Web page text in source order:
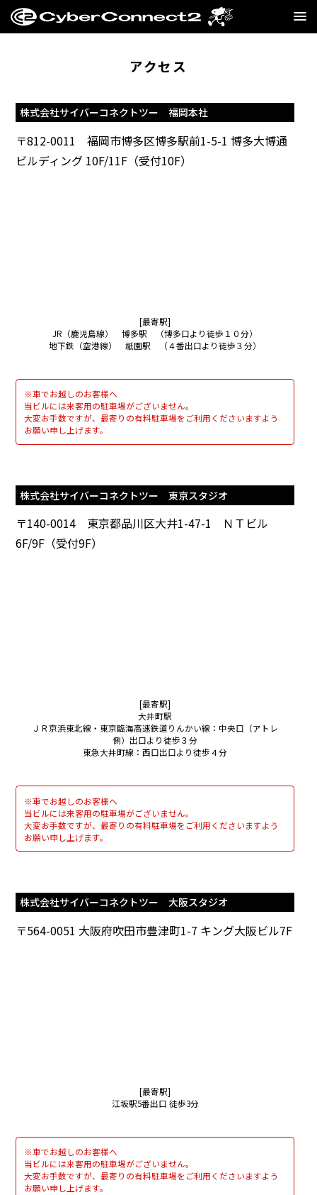
FILM
CC2STORE
SITEMAP
EN
アクセス
株式会社サイバーコネクトツー 福岡本社
〒812-0011 福岡市博多区博多駅前1-5-1 博多大博通
ビルディング 10F/11F（受付10F）
[最寄駅]
JR（鹿児島線） 博多駅 （博多口より徒歩１０分）
地下鉄（空港線） 祇園駅 （４番出口より徒歩３分）
※車でお越しのお客様へ
当ビルには来客用の駐車場がございません。
大変お手数ですが、最寄りの有料駐車場をご利用くださいますよう
お願い申し上げます。
株式会社サイバーコネクトツー 東京スタジオ
〒140-0014 東京都品川区大井1-47-1 ＮＴビル
6F/9F（受付9F）
[最寄駅]
大井町駅
ＪＲ京浜東北線・東京臨海高速鉄道りんかい線：中央口（アトレ
側）出口より徒歩３分
東急大井町線：西口出口より徒歩４分
※車でお越しのお客様へ
当ビルには来客用の駐車場がございません。
大変お手数ですが、最寄りの有料駐車場をご利用くださいますよう
お願い申し上げます。
株式会社サイバーコネクトツー 大阪スタジオ
〒564-0051 大阪府吹田市豊津町1-7 キング大阪ビル7F
[最寄駅]
江坂駅5番出口 徒歩3分
※車でお越しのお客様へ
当ビルには来客用の駐車場がございません。
大変お手数ですが、最寄りの有料駐車場をご利用くださいますよう
お願い申し上げます。